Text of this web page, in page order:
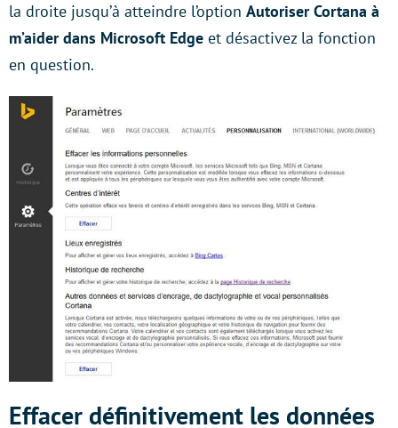
la droite jusqu’à atteindre l’option Autoriser Cortana à
m’aider dans Microsoft Edge et désactivez la fonction
en question.
Effacer définitivement les données